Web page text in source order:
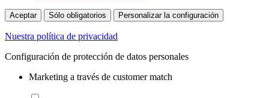
Aceptar Sólo obligatorios Personalizar la configuración
Nuestra política de privacidad
Configuración de protección de datos personales
Marketing a través de customer match